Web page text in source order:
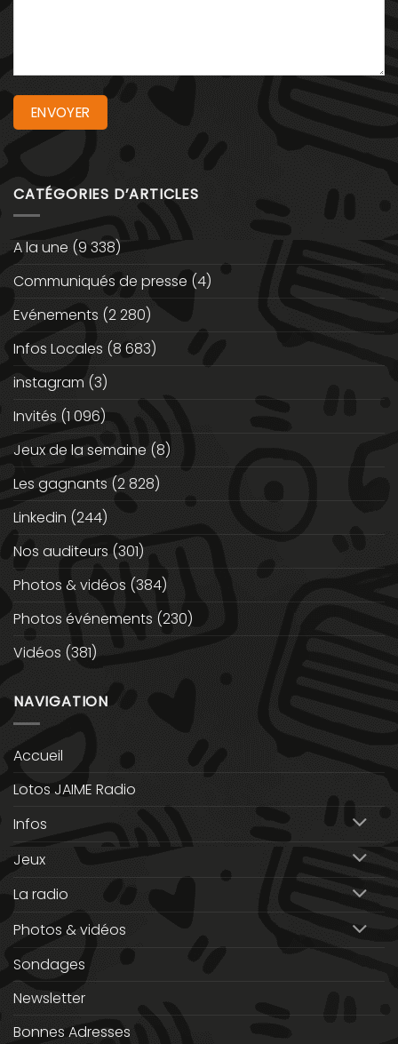
CATÉGORIES D’ARTICLES
A la une (9 338)
Communiqués de presse (4)
Evénements (2 280)
Infos Locales (8 683)
instagram (3)
Invités (1 096)
Jeux de la semaine (8)
Les gagnants (2 828)
Linkedin (244)
Nos auditeurs (301)
Photos & vidéos (384)
Photos événements (230)
Vidéos (381)
NAVIGATION
Accueil
Lotos JAIME Radio
Infos
Jeux
La radio
Photos & vidéos
Sondages
Newsletter
Bonnes Adresses